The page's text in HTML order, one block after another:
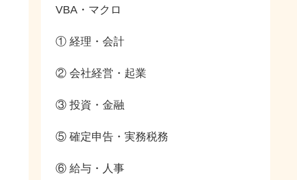
VBA・マクロ
① 経理・会計
② 会社経営・起業
③ 投資・金融
⑤ 確定申告・実務税務
⑥ 給与・人事